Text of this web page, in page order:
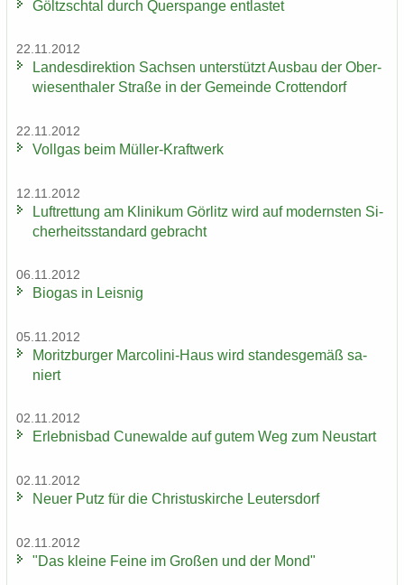
Göltzsch­tal durch Quer­span­ge ent­las­tet
22.11.2012
Lan­des­di­rek­ti­on Sach­sen un­ter­stützt Aus­bau der Ober­
wie­sen­tha­ler Stra­ße in der Ge­mein­de Crot­ten­dorf
22.11.2012
Voll­gas beim Müller-​Kraftwerk
12.11.2012
Luft­ret­tung am Kli­ni­kum Gör­litz wird auf mo­derns­ten Si­
cher­heits­stan­dard ge­bracht
06.11.2012
Bio­gas in Leis­nig
05.11.2012
Mo­ritz­bur­ger Marcolini-​Haus wird stan­des­ge­mäß sa­
niert
02.11.2012
Er­leb­nis­bad Cu­n­e­wal­de auf gutem Weg zum Neu­start
02.11.2012
Neuer Putz für die Chris­tus­kir­che Leu­ters­dorf
02.11.2012
"Das klei­ne Feine im Gro­ßen und der Mond"